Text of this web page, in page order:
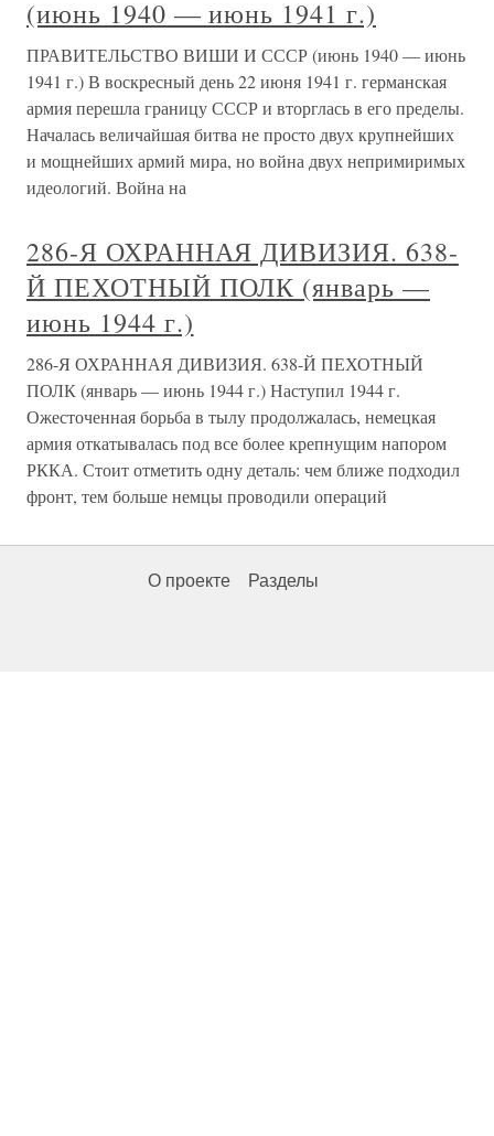
(июнь 1940 — июнь 1941 г.)
ПРАВИТЕЛЬСТВО ВИШИ И СССР (июнь 1940 — июнь
1941 г.) В воскресный день 22 июня 1941 г. германская
армия перешла границу СССР и вторглась в его пределы.
Началась величайшая битва не просто двух крупнейших
и мощнейших армий мира, но война двух непримиримых
идеологий. Война на
286-Я ОХРАННАЯ ДИВИЗИЯ. 638-
Й ПЕХОТНЫЙ ПОЛК (январь —
июнь 1944 г.)
286-Я ОХРАННАЯ ДИВИЗИЯ. 638-Й ПЕХОТНЫЙ
ПОЛК (январь — июнь 1944 г.) Наступил 1944 г.
Ожесточенная борьба в тылу продолжалась, немецкая
армия откатывалась под все более крепнущим напором
РККА. Стоит отметить одну деталь: чем ближе подходил
фронт, тем больше немцы проводили операций
О проекте Разделы